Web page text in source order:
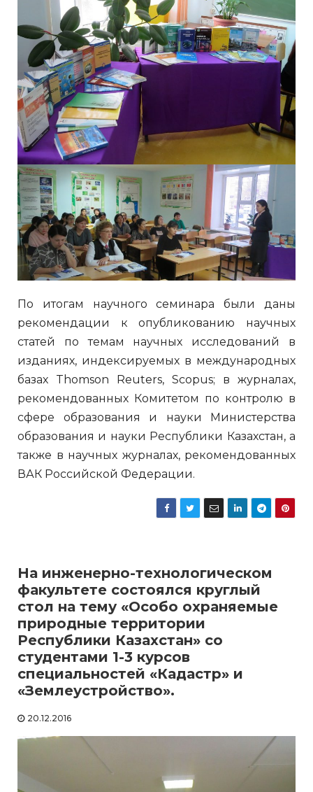
По итогам научного семинара были даны
рекомендации к опубликованию научных
статей по темам научных исследований в
изданиях, индексируемых в международных
базах Thomson Reuters, Scopus; в журналах,
рекомендованных Комитетом по контролю в
сфере образования и науки Министерства
образования и науки Республики Казахстан, а
также в научных журналах, рекомендованных
ВАК Российской Федерации.
На инженерно-технологическом
факультете состоялся круглый
стол на тему «Особо охраняемые
природные территории
Республики Казахстан» со
студентами 1-3 курсов
специальностей «Кадастр» и
«Землеустройство».
20.12.2016